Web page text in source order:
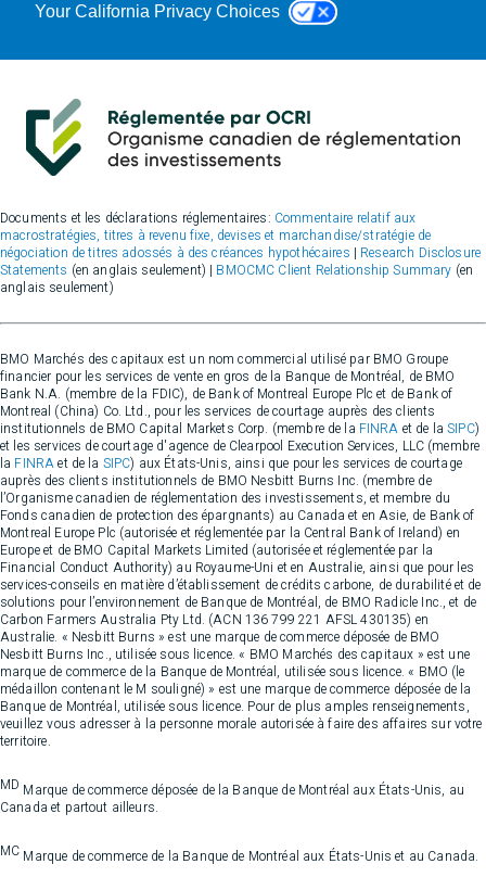
Your California Privacy Choices
Documents et les déclarations réglementaires: Commentaire relatif aux
macrostratégies, titres à revenu fixe, devises et marchandise/stratégie de
négociation de titres adossés à des créances hypothécaires | Research Disclosure
Statements (en anglais seulement) | BMOCMC Client Relationship Summary (en
anglais seulement)
BMO Marchés des capitaux est un nom commercial utilisé par BMO Groupe
financier pour les services de vente en gros de la Banque de Montréal, de BMO
Bank N.A. (membre de la FDIC), de Bank of Montreal Europe Plc et de Bank of
Montreal (China) Co. Ltd., pour les services de courtage auprès des clients
institutionnels de BMO Capital Markets Corp. (membre de la FINRA et de laSIPC)
et les services de courtage d'agence de Clearpool Execution Services, LLC (membre
la FINRAet de la SIPC) aux États-Unis, ainsi que pour les services de courtage
auprès des clients institutionnels de BMO Nesbitt Burns Inc. (membre de
l’Organisme canadien de réglementation des investissements, et membre du
Fonds canadien de protection des épargnants) au Canada et en Asie, de Bank of
Montreal Europe Plc (autorisée et réglementée par la Central Bank of Ireland) en
Europe et de BMO Capital Markets Limited (autorisée et réglementée par la
Financial Conduct Authority) au Royaume-Uni et en Australie, ainsi que pour les
services-conseils en matière d’établissement de crédits carbone, de durabilité et de
solutions pour l’environnement de Banque de Montréal, de BMO Radicle Inc., et de
Carbon Farmers Australia Pty Ltd. (ACN 136 799 221 AFSL 430135) en
Australie. « Nesbitt Burns » est une marque de commerce déposée de BMO
Nesbitt Burns Inc., utilisée sous licence. « BMO Marchés des capitaux » est une
marque de commerce de la Banque de Montréal, utilisée sous licence. « BMO (le
médaillon contenant le M souligné) » est une marque de commerce déposée de la
Banque de Montréal, utilisée sous licence. Pour de plus amples renseignements,
veuillez vous adresser à la personne morale autorisée à faire des affaires sur votre
territoire.
MD Marque de commerce déposée de la Banque de Montréal aux États-Unis, au
Canada et partout ailleurs.
MC Marque de commerce de la Banque de Montréal aux États-Unis et au Canada.